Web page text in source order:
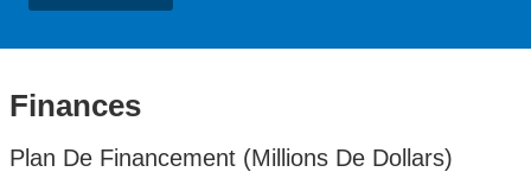
Finances
Plan De Financement (Millions De Dollars)